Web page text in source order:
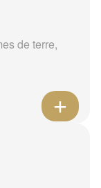
de terre,